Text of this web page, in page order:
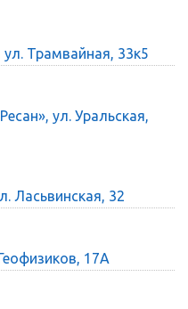
Трамвайная, 33к5
ул. Уральская,
Ласьвинская, 32
17А